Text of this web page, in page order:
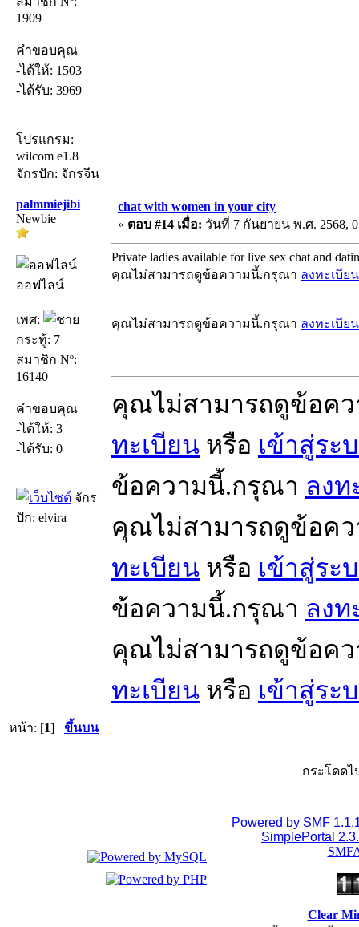
1909
คำขอบคุณ
-ได้ให้: 1503
-ได้รับ: 3969
โปรแกรม:
wilcom e1.8
จักรปัก: จักรจีน
palmmiejibi
Newbie
ออฟไลน์
เพศ:
กระทู้: 7
สมาชิก Nº:
16140
คำขอบคุณ
-ได้ให้: 3
-ได้รับ: 0
จักร
ปัก: elvira
chat with women in your city
« ตอบ #14 เมื่อ: วันที่ 7 กันยายน พ.ศ. 2568,
Private ladies available for live sex chat and
คุณไม่สามารถดูข้อความนี้.กรุณา ลงทะเบียน
คุณไม่สามารถดูข้อความนี้.กรุณา ลงทะเบียน
คุณไม่สามารถดูข้อค
ทะเบียน หรือ เข้าสู่ระ
ข้อความนี้.กรุณา ลงท
คุณไม่สามารถดูข้อค
ทะเบียน หรือ เข้าสู่ระ
ข้อความนี้.กรุณา ลงท
คุณไม่สามารถดูข้อค
ทะเบียน หรือ เข้าสู่ระ
หน้า: [1] ขึ้นบน
กระโดดไ
Powered by SMF
SimplePortal
Clear